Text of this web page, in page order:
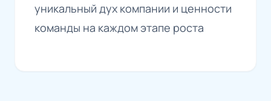
уникальный дух компании и ценности
команды на каждом этапе роста